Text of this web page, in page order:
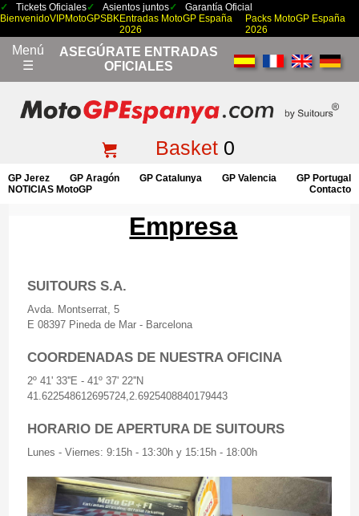
Tickets Oficiales Asientos juntos
Garantía Oficial
BienvenidoVIPMotoGPSBKEntradas MotoGP España
2026
Packs MotoGP España
2026
Menú
☰
ASEGÚRATE ENTRADAS
OFICIALES
Basket0
GP Jerez GP Aragón GP Catalunya GP Valencia
GP Portugal
NOTICIAS MotoGP
Contacto
Empresa
SUITOURS S.A.
Avda. Montserrat, 5
E 08397 Pineda de Mar - Barcelona
COORDENADAS DE NUESTRA OFICINA
2º 41' 33''E - 41º 37' 22''N
41.622548612695724,2.6925408840179443
HORARIO DE APERTURA DE SUITOURS
Lunes - Viernes: 9:15h - 13:30h y 15:15h - 18:00h